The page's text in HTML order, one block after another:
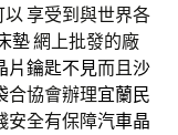
享受到與世界各
墊網上批發的廠
片鑰匙不見而且沙
合協會辦理宜蘭民
安全有保障汽車晶